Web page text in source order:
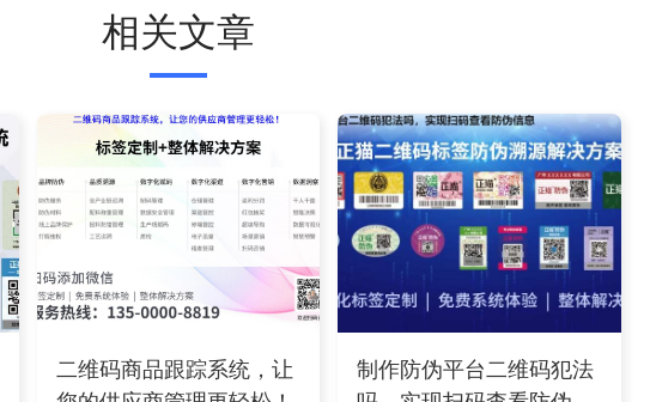
相关文章
二维码商品跟踪系统，让
制作防伪平台二维码犯法